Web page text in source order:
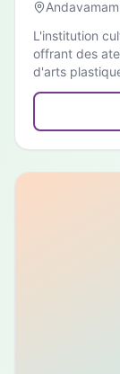
L'institution
offrant des
d'arts
enfants